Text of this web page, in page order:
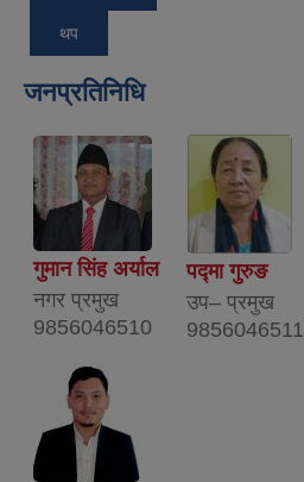
थप
जनप्रतिनिधि
गुमान सिंह अर्याल
नगर प्रमुख
9856046510
पद्मा गुरुङ
उप– प्रमुख
9856046511